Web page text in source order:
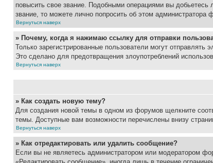
повысить свое звание. Подобными операциями вы добьетесь
звание, то можете лично попросить об этом администратора
Вернуться наверх
» Почему, когда я нажимаю ссылку для отправки
Только зарегистрированные пользователи могут
Это сделано для предотвращения злоупотреблений
Вернуться наверх
» Как создать новую тему?
Для создания новой темы в одном из форумов щелкните
темы. Доступные вам возможности перечислены внизу
Вернуться наверх
» Как отредактировать или удалить сообщение?
Если вы не являетесь администратором или модератором